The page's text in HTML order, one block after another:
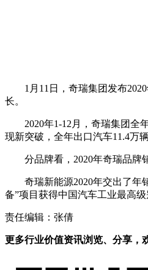
1月11日，奇瑞集团发布
长。
2020年1-12月，奇瑞集团全
现新突破，全年出口汽车11.4万
分品牌看，2020年奇瑞品牌
奇瑞新能源2020年交出了年
备”项目获得中国汽车工业最
责任编辑：张倩
更多行业价值资讯浏览、分享，